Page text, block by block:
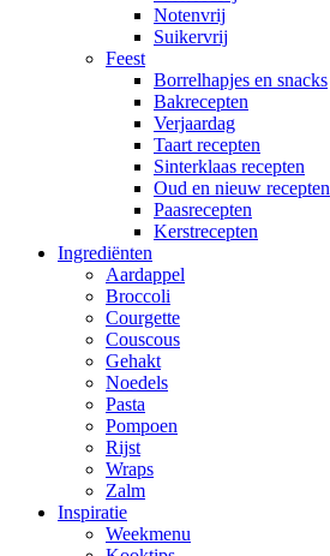
Notenvrij
Suikervrij
Feest
Borrelhapjes en snacks
Bakrecepten
Verjaardag
Taart recepten
Sinterklaas recepten
Oud en nieuw recepten
Paasrecepten
Kerstrecepten
Ingrediënten
Aardappel
Broccoli
Courgette
Couscous
Gehakt
Noedels
Pasta
Pompoen
Rijst
Wraps
Zalm
Inspiratie
Weekmenu